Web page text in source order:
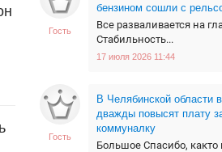
Гость
бензином сошли с
Все разваливается на
Стабильность...
17 июля 2026 11:44
Гость
В Челябинской области
дважды повысят плату
коммуналку
Большое Спасибо, както